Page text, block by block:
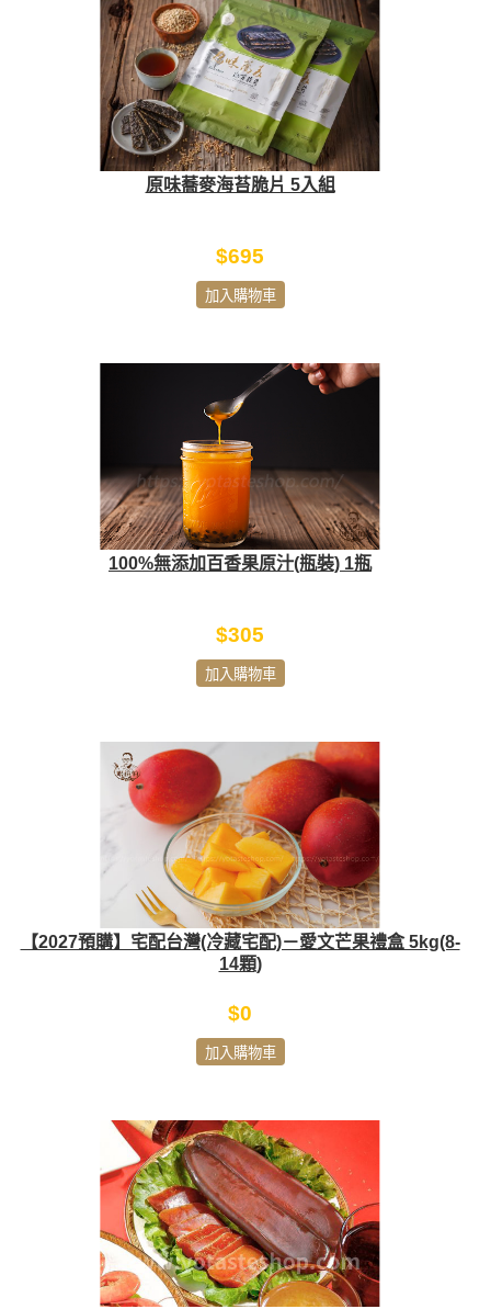
原味蕎麥海苔脆片 5入組
$695
加入購物車
100%無添加百香果原汁(瓶裝) 1瓶
$305
加入購物車
【2027預購】宅配台灣(冷藏宅配)－愛文芒果禮盒 5kg(8-
14顆)
$0
加入購物車